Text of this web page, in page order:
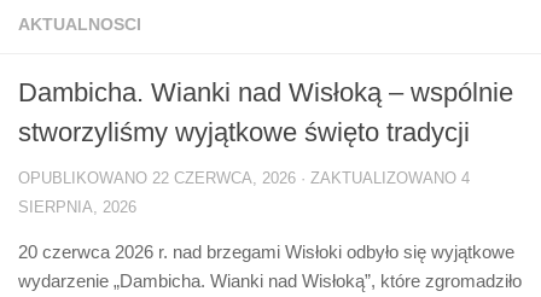
AKTUALNOSCI
Dambicha. Wianki nad Wisłoką – wspólnie
stworzyliśmy wyjątkowe święto tradycji
OPUBLIKOWANO 22 CZERWCA, 2026 · ZAKTUALIZOWANO 4
SIERPNIA, 2026
20 czerwca 2026 r. nad brzegami Wisłoki odbyło się wyjątkowe
wydarzenie „Dambicha. Wianki nad Wisłoką”, które zgromadziło